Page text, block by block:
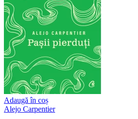
Adaugă în coș
Alejo Carpentier